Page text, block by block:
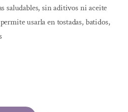
saludables, sin aditivos ni aceite
usarla en tostadas, batidos,